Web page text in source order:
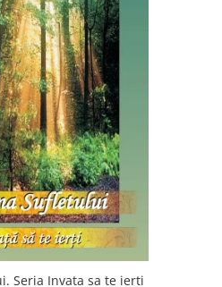
Seria Invata sa te ierti